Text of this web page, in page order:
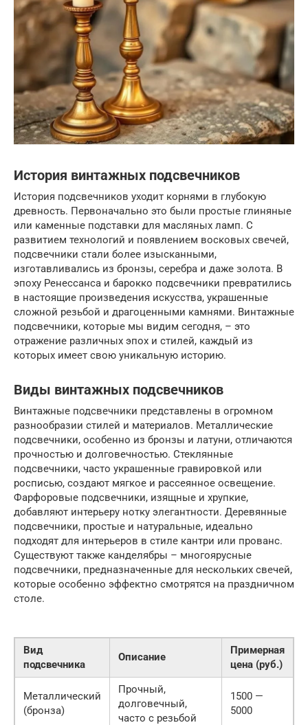
История винтажных подсвечников
История подсвечников уходит корнями в глубокую
древность. Первоначально это были простые глиняные
или каменные подставки для масляных ламп. С
развитием технологий и появлением восковых свечей,
подсвечники стали более изысканными,
изготавливались из бронзы, серебра и даже золота. В
эпоху Ренессанса и барокко подсвечники превратились
в настоящие произведения искусства, украшенные
сложной резьбой и драгоценными камнями. Винтажные
подсвечники, которые мы видим сегодня, – это
отражение различных эпох и стилей, каждый из
которых имеет свою уникальную историю.
Виды винтажных подсвечников
Винтажные подсвечники представлены в огромном
разнообразии стилей и материалов. Металлические
подсвечники, особенно из бронзы и латуни, отличаются
прочностью и долговечностью. Стеклянные
подсвечники, часто украшенные гравировкой или
росписью, создают мягкое и рассеянное освещение.
Фарфоровые подсвечники, изящные и хрупкие,
добавляют интерьеру нотку элегантности. Деревянные
подсвечники, простые и натуральные, идеально
подходят для интерьеров в стиле кантри или прованс.
Существуют также канделябры – многоярусные
подсвечники, предназначенные для нескольких свечей,
которые особенно эффектно смотрятся на праздничном
столе.
Вид
подсвечника
Описание
Примерная
цена (руб.)
Металлический
(бронза)
Прочный,
долговечный,
часто с резьбой
1500 —
5000